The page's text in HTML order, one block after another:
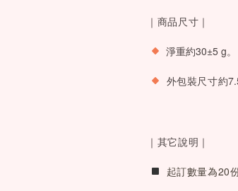
｜商品尺寸｜
淨重約30±5 g。
外包裝尺寸約
｜其它說明｜
起訂數量為20